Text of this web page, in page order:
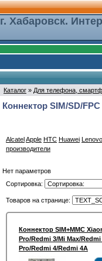
г. Хабаровск.
Каталог » Для телефона,
Коннектор SIM/SD/FPC
AlcatelApple HTC Huawei Lenovo
производители
Нет параметров
Сортировка:
Товаров на странице:
Коннектор SIM+MMC
Pro/Redmi 3/Mi Max/
Pro/Redmi 4/Redmi 4A